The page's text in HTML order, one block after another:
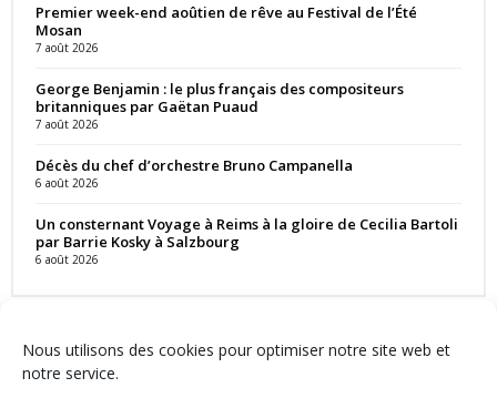
Nous utilisons des cookies pour optimiser notre site web et
notre service.
Premier week-end aoûtien de rêve au Festival de l’Été
Mosan
7 août 2026
George Benjamin : le plus français des compositeurs
britanniques par Gaëtan Puaud
7 août 2026
Décès du chef d’orchestre Bruno Campanella
6 août 2026
Un consternant Voyage à Reims à la gloire de Cecilia Bartoli
par Barrie Kosky à Salzbourg
6 août 2026